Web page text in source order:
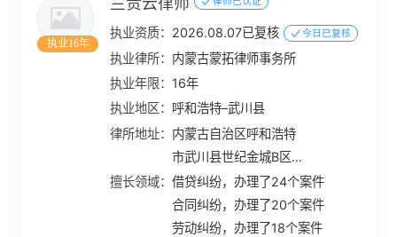
执业16年
执业资质： 2026.08.07已复核 今日已复核
执业律所： 内蒙古蒙拓律师事务所
执业年限： 16年
执业地区： 呼和浩特–武川县
律所地址： 内蒙古自治区呼和浩特
市武川县世纪金城B区
120号
擅长领域：借贷纠纷，办理了24个案件
合同纠纷，办理了20个案件
劳动纠纷，办理了18个案件